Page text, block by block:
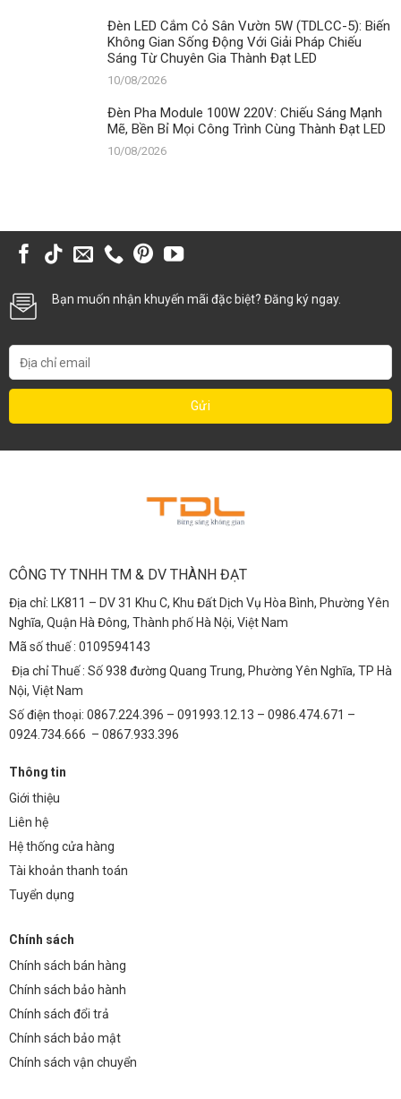
Đèn LED Cắm Cỏ Sân Vườn 5W (TDLCC-5): Biến
Không Gian Sống Động Với Giải Pháp Chiếu
Sáng Từ Chuyên Gia Thành Đạt LED
10/08/2026
Đèn Pha Module 100W 220V: Chiếu Sáng Mạnh
Mẽ, Bền Bỉ Mọi Công Trình Cùng Thành Đạt LED
10/08/2026
Bạn muốn nhận khuyến mãi đặc biệt? Đăng ký ngay.
CÔNG TY TNHH TM & DV THÀNH ĐẠT
Địa chỉ: LK811 – DV 31 Khu C, Khu Đất Dịch Vụ Hòa Bình, Phường Yên
Nghĩa, Quận Hà Đông, Thành phố Hà Nội, Việt Nam
Mã số thuế : 0109594143
Địa chỉ Thuế : Số 938 đường Quang Trung, Phường Yên Nghĩa, TP Hà
Nội, Việt Nam
Số điện thoại: 0867.224.396 – 091993.12.13 – 0986.474.671 –
0924.734.666 – 0867.933.396
Thông tin
Giới thiệu
Liên hệ
Hệ thống cửa hàng
Tài khoản thanh toán
Tuyển dụng
Chính sách
Chính sách bán hàng
Chính sách bảo hành
Chính sách đổi trả
Chính sách bảo mật
Chính sách vận chuyển